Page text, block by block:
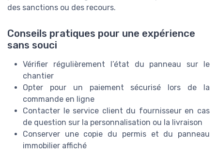
des sanctions ou des recours.
Conseils pratiques pour une expérience
sans souci
Vérifier régulièrement l’état du panneau sur le
chantier
Opter pour un paiement sécurisé lors de la
commande en ligne
Contacter le service client du fournisseur en cas
de question sur la personnalisation ou la livraison
Conserver une copie du permis et du panneau
immobilier affiché